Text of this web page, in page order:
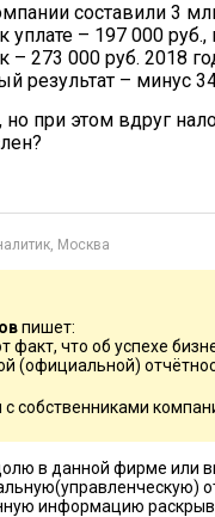
составили 3
уплате – 197 000
– 273 000 руб. 2018
результат – минус
при этом вдруг
Москва
пишет:
факт, что об успехе
(официальной)
собственниками
в данной фирме или
информацию